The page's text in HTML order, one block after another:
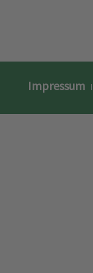
Impressum